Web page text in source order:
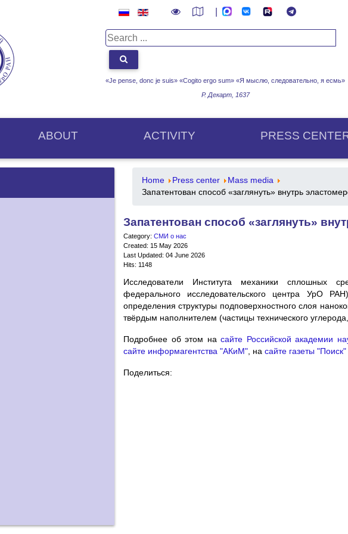
«Je pense, donc je suis» «Cogito ergo sum» «Я мыслю, следовательно, я есмь»
Р. Декарт, 1637
ABOUT ACTIVITY PRESS
Home Press center
Mass media
Запатентован способ «заглянуть» внутрь
Запатентован способ «заглянуть»
Category: СМИ о нас
Created: 15 May 2026
Last Updated: 04 June 2026
Hits: 1148
Исследователи Института механики сплошных
федерального исследовательского центра УрО
определения структуры подповерхностного слоя
твёрдым наполнителем (частицы технического
Подробнее об этом на сайте Российской академии
сайте информагентства "АКиМ" , на сайте газеты "Поиск"
Поделиться: